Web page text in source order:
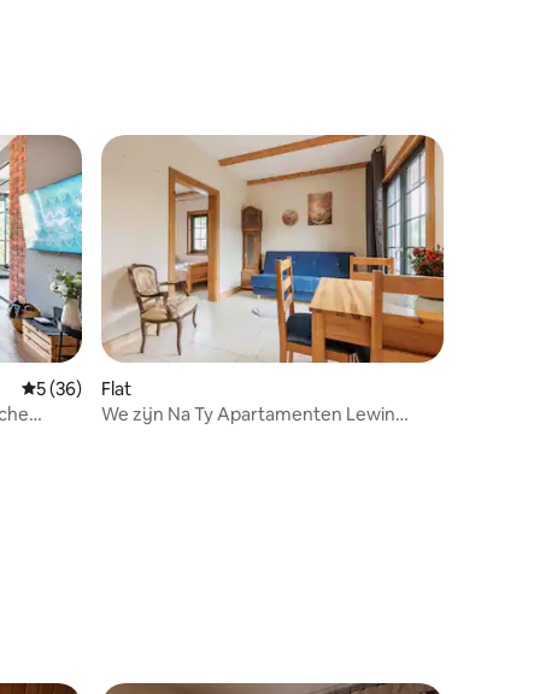
Gemiddelde beoordeling van 5 op 5, 36 recensies
5 (36)
Flat
We zijn Na Ty Apartamenten Lewin